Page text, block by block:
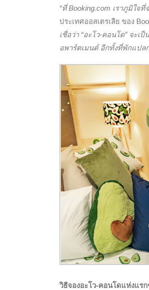
“ที่ Booking.com เราภูมิใจ
ประเทศออสเตรเลีย ของ
เชื่อว่า “อะโว-คอนโด” จะ
อพาร์ตเมนต์ อีกทั้งที่พักแปล
วิธีจองอะโว-คอนโดแห่งแร